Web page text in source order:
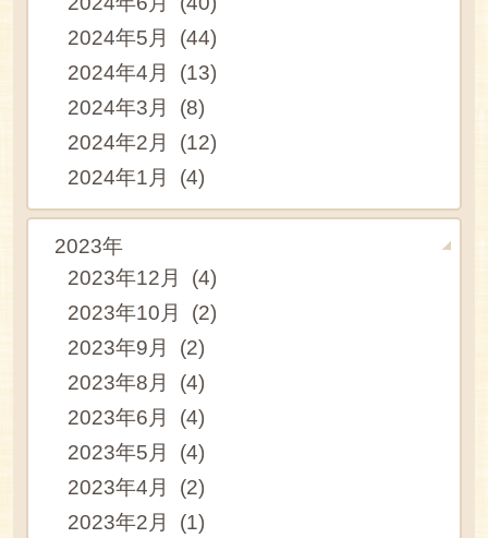
2024年5月 (44)
2024年4月 (13)
2024年3月 (8)
2024年2月 (12)
2024年1月 (4)
2023年
2023年12月 (4)
2023年10月 (2)
2023年9月 (2)
2023年8月 (4)
2023年6月 (4)
2023年5月 (4)
2023年4月 (2)
2023年2月 (1)